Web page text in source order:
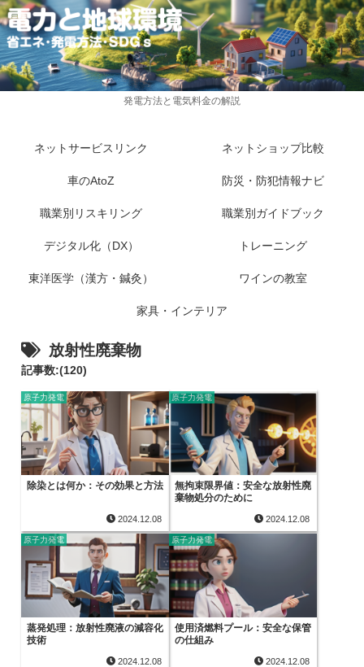
発電方法と電気料金の解説
ネットサービスリンク ネットショップ比較
車のAtoZ 防災・防犯情報ナビ
職業別リスキリング 職業別ガイドブック
デジタル化（DX） トレーニング
東洋医学（漢方・鍼灸） ワインの教室
家具・インテリア
放射性廃棄物
記事数:(120)
原子力発電
除染とは何か：その効果と方法
2024.12.08
原子力発電
無拘束限界値：安全な放射性廃
棄物処分のために
2024.12.08
原子力発電
蒸発処理：放射性廃液の減容化
技術
2024.12.08
原子力発電
使用済燃料プール：安全な保管
の仕組み
2024.12.08